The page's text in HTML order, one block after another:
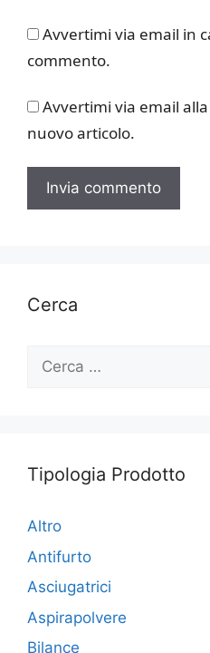
Avvertimi via email in
commento.
Avvertimi via email
nuovo articolo.
Cerca
Ricerca
Tipologia Prodotto
Altro
Antifurto
Asciugatrici
Aspirapolvere
Bilance